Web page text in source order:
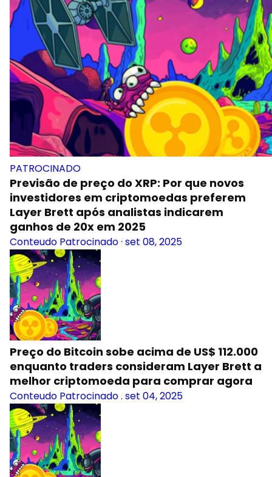
PATROCINADO
Previsão de preço do XRP: Por que novos
investidores em criptomoedas preferem
Layer Brett após analistas indicarem
ganhos de 20x em 2025
Conteudo Patrocinado· set 08, 2025
Preço do Bitcoin sobe acima de US$ 112.000
enquanto traders consideram Layer Brett a
melhor criptomoeda para comprar agora
Conteudo Patrocinado. set 04, 2025